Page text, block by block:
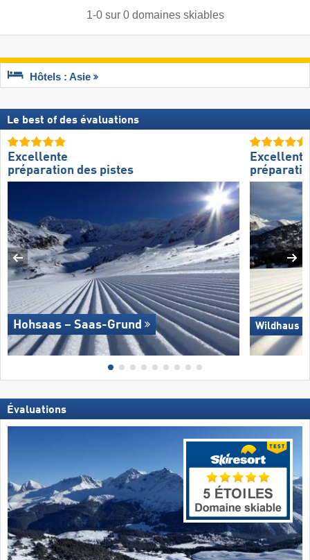
1-0sur 0 domaines skiables
Hôtels : Asie
Le best of des évaluations
Excellente
préparation des pistes
Hohsaas – Saas-Grund
Excellente
Wildhaus –
Évaluations